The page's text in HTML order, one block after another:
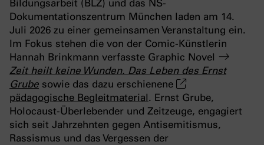
Bildungsarbeit (BLZ) und das NS-
Dokumentationszentrum München laden am 14.
Juli 2026 zu einer gemeinsamen Veranstaltung ein.
Im Fokus stehen die von der Comic-Künstlerin
Hannah Brinkmann verfasste Graphic Novel
Zeit heilt keine Wunden. Das Leben des Ernst
Grube sowie das dazu erschienene
pädagogische Begleitmaterial. Ernst Grube,
Holocaust-Überlebender und Zeitzeuge, engagiert
sich seit Jahrzehnten gegen Antisemitismus,
Rassismus und das Vergessen der